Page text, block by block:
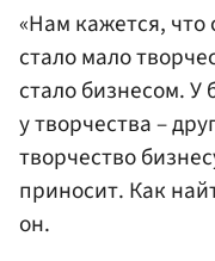
«Нам кажется, что
стало мало
стало бизнесом.
у творчества –
творчество
приносит. Как
он.